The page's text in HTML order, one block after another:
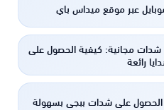
عبر موقع ميداس باي
مجانية: كيفية الحصول على
رائعة
الحصول على شدات ببجي بسهولة